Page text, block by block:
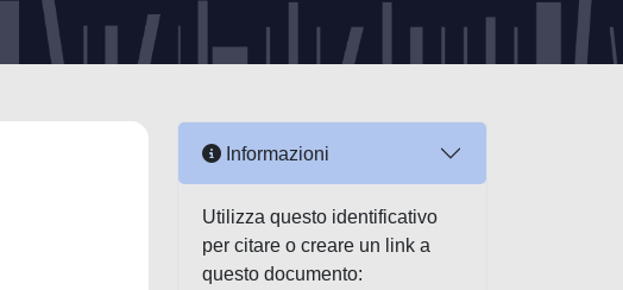
Informazioni
Utilizza questo identificativo
per citare o creare un link a
questo documento: